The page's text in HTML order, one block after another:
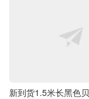
F7U054手机无线充